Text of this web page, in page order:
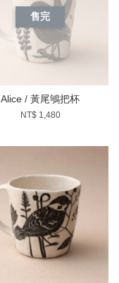
售完
Alice / 黃尾鴝把杯
NT$ 1,480